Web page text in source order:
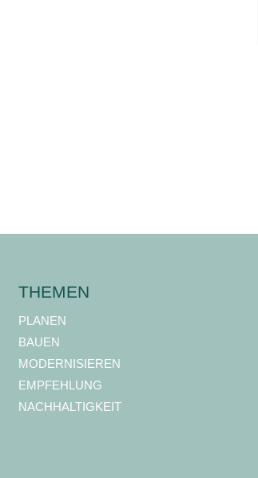
THEMEN
PLANEN
BAUEN
MODERNISIEREN
EMPFEHLUNG
NACHHALTIGKEIT